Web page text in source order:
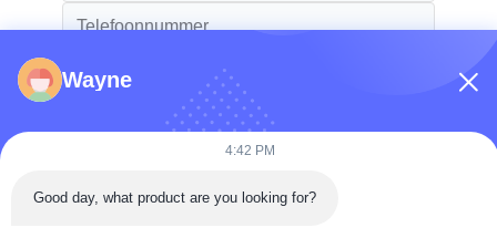
Wayne
4:42 PM
Good day, what product are you looking for?